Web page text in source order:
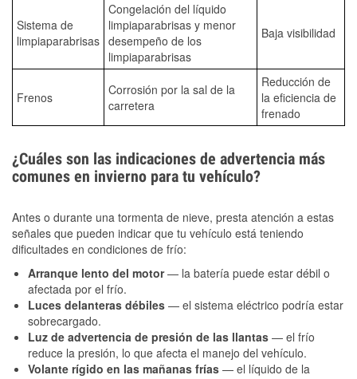
Sistema de
limpiaparabrisas
Congelación del líquido
limpiaparabrisas y menor
desempeño de los
limpiaparabrisas
Baja visibilidad
Frenos
Corrosión por la sal de la
carretera
Reducción de
la eficiencia de
frenado
¿Cuáles son las indicaciones de advertencia más
comunes en invierno para tu vehículo?
Antes o durante una tormenta de nieve, presta atención a estas
señales que pueden indicar que tu vehículo está teniendo
dificultades en condiciones de frío:
Arranque lento del motor— la batería puede estar débil o
afectada por el frío.
Luces delanteras débiles — el sistema eléctrico podría estar
sobrecargado.
Luz de advertencia de presión de las llantas — el frío
reduce la presión, lo que afecta el manejo del vehículo.
Volante rígido en las mañanas frías — el líquido de la